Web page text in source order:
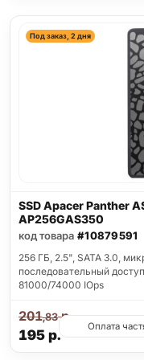
Под заказ, 2 дня
SSD Apacer Panther
AP256GAS350
код товара #10879591
256 ГБ, 2.5", SATA 3.0,
последовательный
81000/74000 IOps
195р.
201,83р.
Оплата